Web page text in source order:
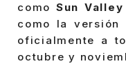
como Sun Valley
como la versión
oficialmente a
octubre y